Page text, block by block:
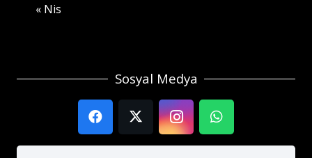
« Nis
Sosyal Medya